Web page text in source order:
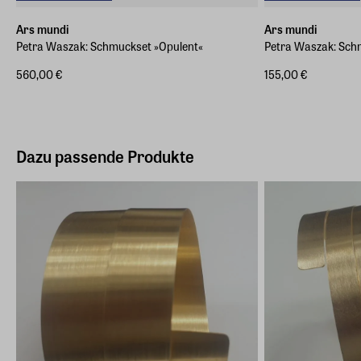
Ars mundi
Petra Waszak: Schmuckset »Opulent«
560,00 €
Ars mundi
Petra Waszak:
155,00 €
Dazu passende Produkte